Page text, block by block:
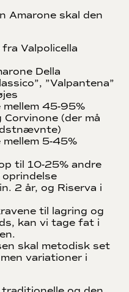
Amarone skal den
Valpolicella
Della
”Valpantena”
mellem 45-95%
Corvinone (der må
5-45%
til 10-25% andre
2 år, og Riserva i
til lagring og
kan vi tage fat i
skal metodisk set
variationer i